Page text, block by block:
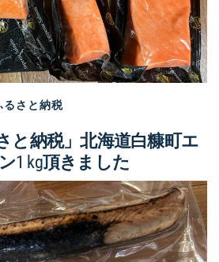
るさと納税
と納税」北海道白糠町エ
1 kg頂きました